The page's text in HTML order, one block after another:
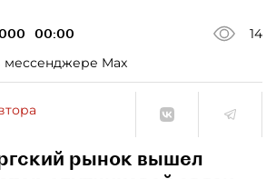
00:00
14
мессенджере Max
рынок вышел